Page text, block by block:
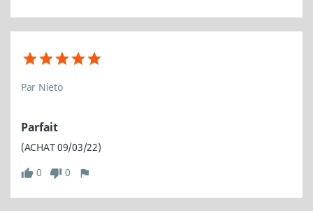
Par Nieto
Parfait
(ACHAT 09/03/22)
thumb_up 0 thumb_down 0 flag